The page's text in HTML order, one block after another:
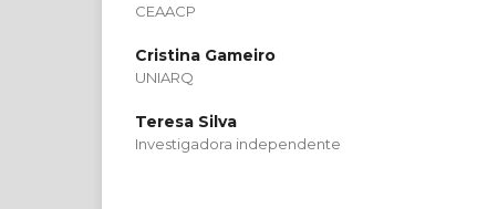
CEAACP
Cristina Gameiro
UNIARQ
Teresa Silva
Investigadora independente